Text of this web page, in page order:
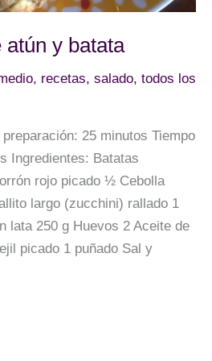
atún y batata
, recetas, salado, todos los
25 minutos Tiempo
Ingredientes: Batatas
rojo picado ½ Cebolla
largo (zucchini) rallado 1
lata 250 g Huevos 2 Aceite de
picado 1 puñado Sal y